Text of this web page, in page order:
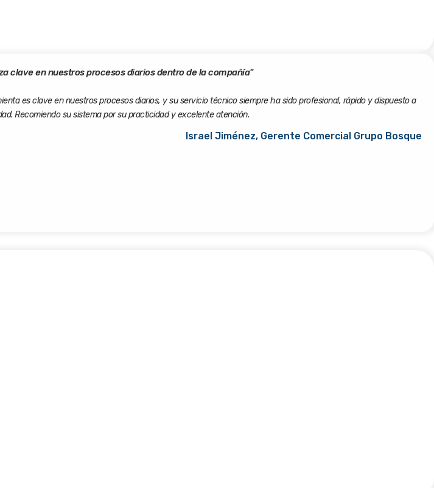
clave en nuestros procesos diarios dentro de la compañía"
es clave en nuestros procesos diarios, y su servicio técnico siempre ha sido profesional, rápido y dispuesto a
Recomiendo su sistema por su practicidad y excelente atención.
Israel Jiménez, Gerente Comercial Grupo Bosque